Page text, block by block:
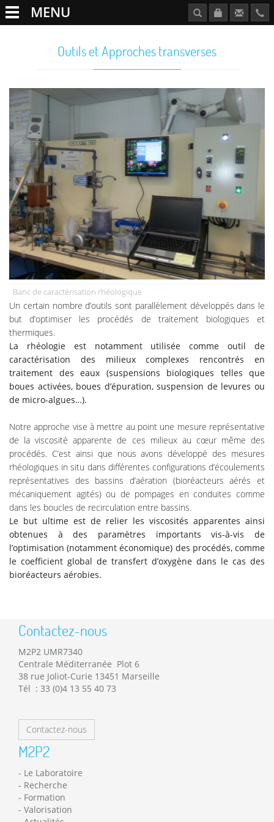
MENU
Outils et Approches transverses
Banc de caractérisation rhéologique
Un certain nombre d’outils sont parallèlement développés dans le
but d’optimiser les procédés de traitement biologiques et
thermiques.
La rhéologieest notamment utilisée comme outil de
caractérisation des milieux complexes rencontrés en
traitement des eaux (suspensions biologiques telles que
boues activées, boues d’épuration, suspension de levures ou
de micro-algues…).
Notre approche vise à mettre au point une mesure représentative
de la viscosité apparente de ces milieux au cœur même des
procédés. C’est ainsi que nous avons développé des mesures
rhéologiques in situ dans différentes configurations d’écoulements
représentatives des bassins d’aération (bioréacteurs aérés et
mécaniquement agités) ou de pompages en conduites comme
dans les boucles de recirculation entre bassins.
Le but ultime est de relier les viscosités apparentes ainsi
obtenues à des paramètres importants vis-à-vis de
l’optimisation (notamment économique) des procédés, comme
le coefficient global de transfert d’oxygène dans le cas des
bioréacteurs aérobies.
Contactez-nous
M2P2 UMR7340
Centrale Méditerranée Plot 6
38 rue Joliot-Curie 13451 Marseille
Tél : 33 (0)4 13 55 40 73
Contactez-nous
M2P2
Le Laboratoire
Recherche
Formation
Valorisation